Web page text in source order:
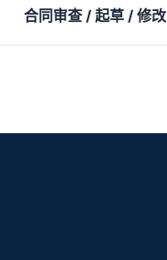
合同审查 / 起草 / 修改